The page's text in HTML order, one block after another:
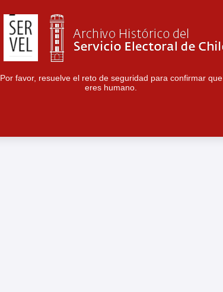
Por favor, resuelve el reto de seguridad para confirmar que
eres humano.